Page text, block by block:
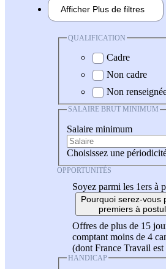
Afficher Plus de filtres
QUALIFICATION
Cadre
Non cadre
Non
SALAIRE BRUT MINIMUM
Salaire minimum
Choisissez une
OPPORTUNITÉS
Soyez parmi les 1ers à
Pourquoi serez-vous
premiers à
Offres de plus de 15
comptant moins de 4
(dont France Travail
HANDICAP